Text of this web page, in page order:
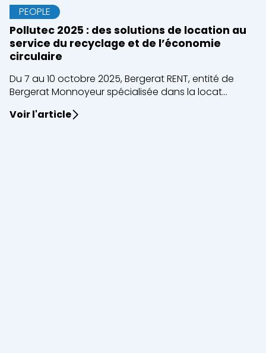
PEOPLE
Pollutec 2025 : des solutions de location au
service du recyclage et de l’économie
circulaire
Du 7 au 10 octobre 2025, Bergerat RENT, entité de
Bergerat Monnoyeur spécialisée dans la locat...
Voir l'article